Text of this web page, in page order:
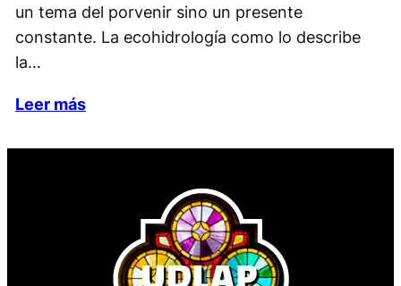
un tema del porvenir sino un presente
constante. La ecohidrología como lo describe
la…
Leer más